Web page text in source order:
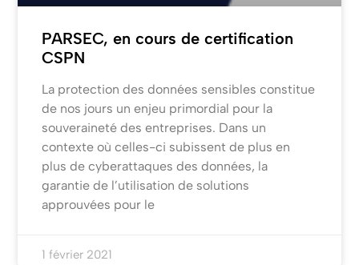
PARSEC, en cours de certification
CSPN
La protection des données sensibles constitue
de nos jours un enjeu primordial pour la
souveraineté des entreprises. Dans un
contexte où celles-ci subissent de plus en
plus de cyberattaques des données, la
garantie de l’utilisation de solutions
approuvées pour le
1 février 2021